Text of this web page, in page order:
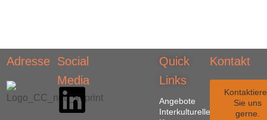
Adresse Social
Media
Angebote
Interkulturelle
Quick
Links
Sie uns
gerne.
Kontakt